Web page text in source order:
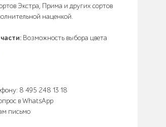
Экстра, Прима и других сортов
наценкой.
Возможность выбора цвета
8 495 248 13 18
в WhatsApp
письмо